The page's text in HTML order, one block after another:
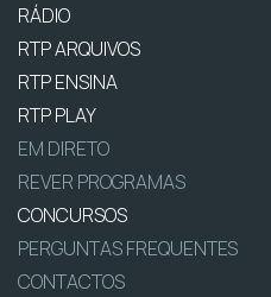
RÁDIO
RTP ARQUIVOS
RTP ENSINA
RTP PLAY
EM DIRETO
REVER PROGRAMAS
CONCURSOS
PERGUNTAS FREQUENTES
CONTACTOS